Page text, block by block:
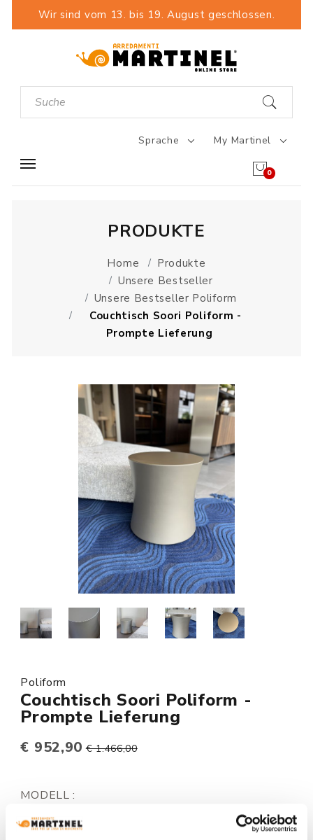
Wir sind vom 13. bis 19. August geschlossen.
Sprache My Martinel
0
PRODUKTE
Home
Produkte
Unsere Bestseller
Unsere Bestseller Poliform
Couchtisch Soori Poliform -
Prompte Lieferung
Poliform
Couchtisch Soori Poliform -
Prompte Lieferung
€ 952,90 € 1.466,00
MODELL :